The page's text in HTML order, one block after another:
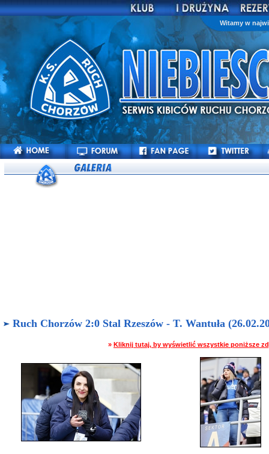
Witamy w
Ruch Chorzów 2:0 Stal Rzeszów - T. Wantuła
» Kliknij tutaj, by wyświetlić wszystkie poniższe